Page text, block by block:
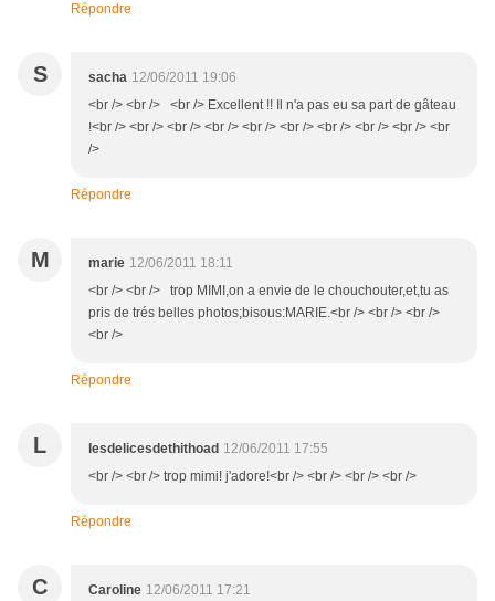
Répondre
S sacha 12/06/2011 19:06
<br /> <br /> <br /> Excellent !! Il n'a pas eu sa part de gâteau
!<br /> <br /> <br /> <br /> <br /> <br /> <br /> <br /> <br /> <br
/>
Répondre
M marie 12/06/2011 18:11
<br /> <br /> trop MIMI,on a envie de le chouchouter,et,tu as
pris de trés belles photos;bisous:MARIE.<br /> <br /> <br />
<br />
Répondre
L lesdelicesdethithoad 12/06/2011 17:55
<br /> <br /> trop mimi! j'adore!<br /> <br /> <br /> <br />
Répondre
C Caroline 12/06/2011 17:21